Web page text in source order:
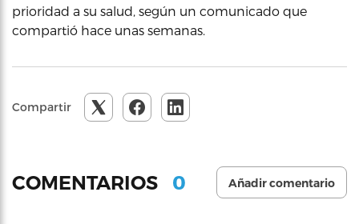
prioridad a su salud, según un comunicado que
compartió hace unas semanas.
Compartir
COMENTARIOS 0 Añadir comentario